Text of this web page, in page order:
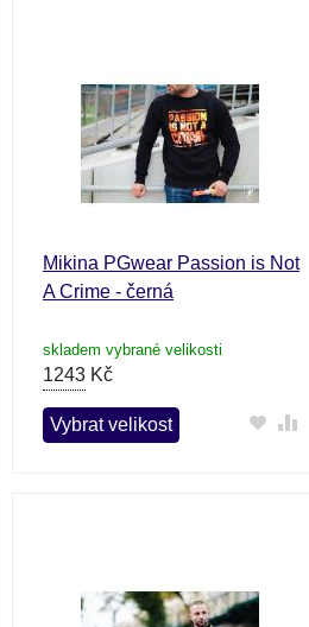
Mikina PGwear Passion is Not
A Crime - černá
skladem vybrané velikosti
1243Kč
Vybrat velikost